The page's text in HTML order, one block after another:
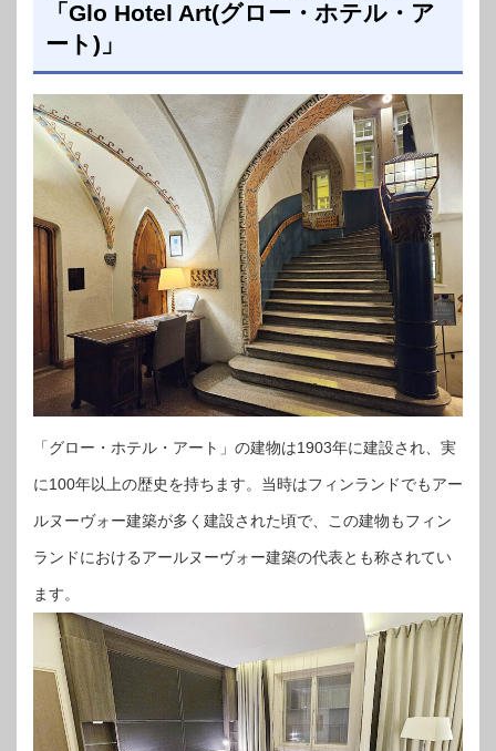
「Glo Hotel Art(グロー・ホテル・ア
ート)」
「グロー・ホテル・アート」の建物は1903年に建設され、実
に100年以上の歴史を持ちます。当時はフィンランドでもアー
ルヌーヴォー建築が多く建設された頃で、この建物もフィン
ランドにおけるアールヌーヴォー建築の代表とも称されてい
ます。